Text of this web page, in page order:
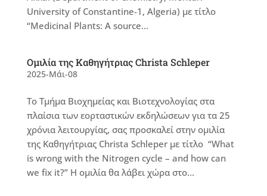
University of Constantine-1, Algeria) με τίτλο
“Medicinal Plants: A source...
Ομιλία της Καθηγήτριας Christa Schleper
2025-Μάι-08
Το Τμήμα Βιοχημείας και Βιοτεχνολογίας στα
πλαίσια των εορταστικών εκδηλώσεων για τα 25
χρόνια λειτουργίας, σας προσκαλεί στην ομιλία
της Καθηγήτριας Christa Schleper με τίτλο “What
is wrong with the Nitrogen cycle – and how can
we fix it?” Η ομιλία θα λάβει χώρα στο...